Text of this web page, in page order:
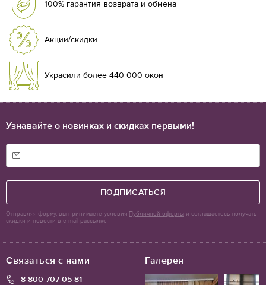
100% гарантия возврата и обмена
Акции/скидки
Украсили более 440 000 окон
Галерея
Связаться с нами
8-800-707-05-81
Узнавайте о новинках и скидках первыми!
ПОДПИСАТЬСЯ
Отправляя форму, вы принимаете условия Публичной оферты и соглашаетесь получать
скидки и новости в e-mail рассылке